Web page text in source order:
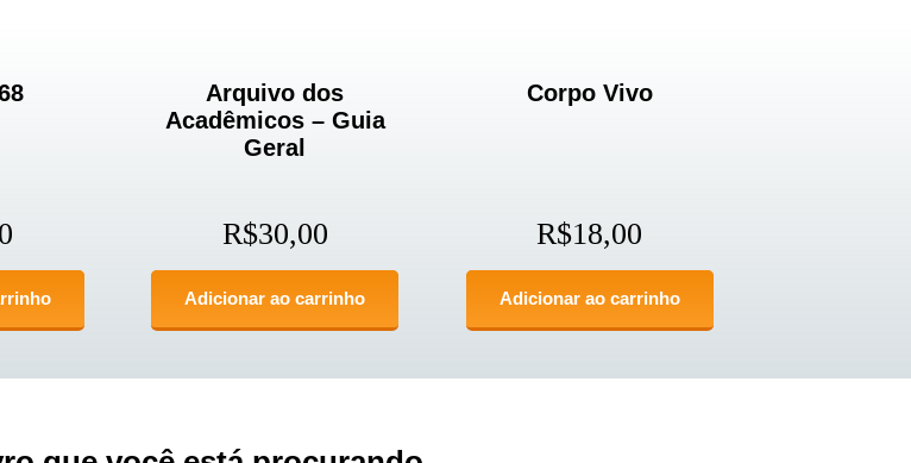
Arquivo dos
Acadêmicos – Guia
Geral
R$30,00
Adicionar ao carrinho
Corpo Vivo
R$18,00
Adicionar ao carrinho